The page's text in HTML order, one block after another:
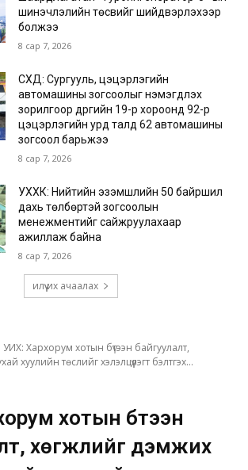
шинэчлэлийн төсвийг шийдвэрлэхээр
болжээ
8 сар 7, 2026
СХД: Сургууль, цэцэрлэгийн
автомашины зогсоолыг нэмэгдүүлэх
зорилгоор дүүргийн 19-р хороонд 92-р
цэцэрлэгийн урд талд 62 автомашины
зогсоол барьжээ
8 сар 7, 2026
УХХК: Нийтийн эзэмшлийн 50 байршил
дахь төлбөртэй зогсоолын
менежментийг сайжруулахаар
ажиллаж байна
8 сар 7, 2026
илүү их ачаалах